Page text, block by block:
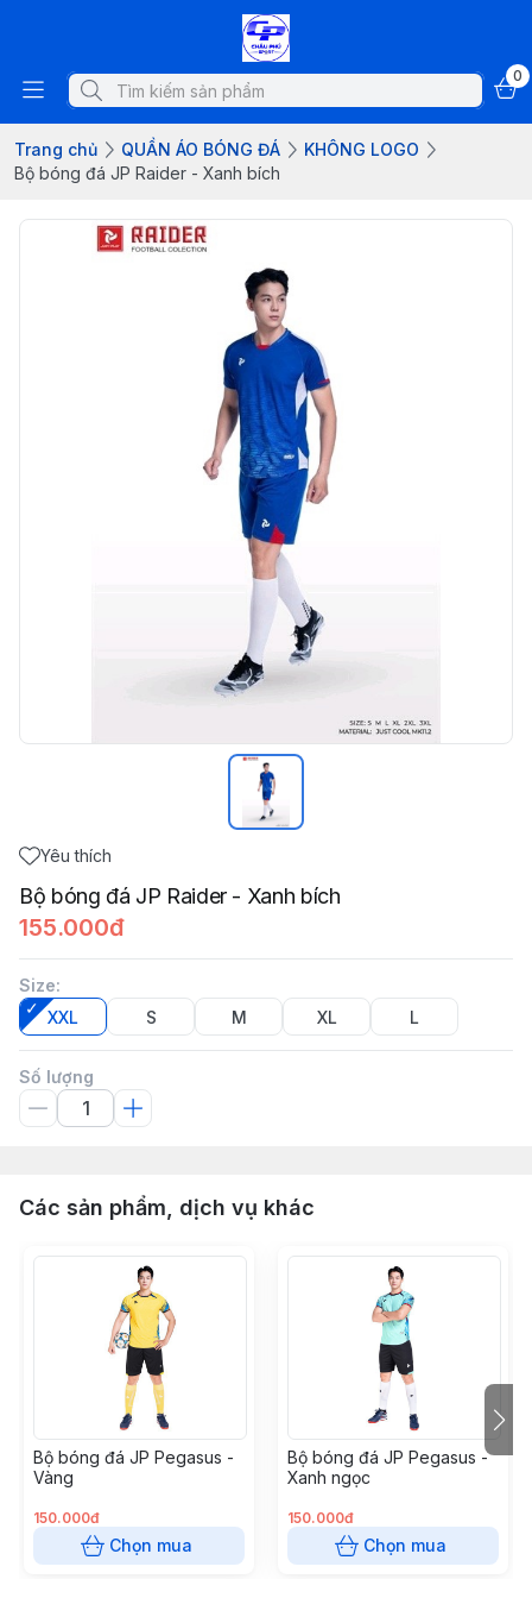
0
Trang chủ QUẦN ÁO BÓNG ĐÁ
KHÔNG LOGO
Bộ bóng đá JP Raider - Xanh bích
Yêu thích
Bộ bóng đá JP Raider - Xanh bích
155.000đ
Size:
XXL
S M XL L
Số lượng
Các sản phẩm, dịch vụ khác
Bộ bóng đá JP Pegasus -
Vàng
150.000đ
Chọn mua
Bộ bóng đá JP Pegasus -
Xanh ngọc
150.000đ
Chọn mua